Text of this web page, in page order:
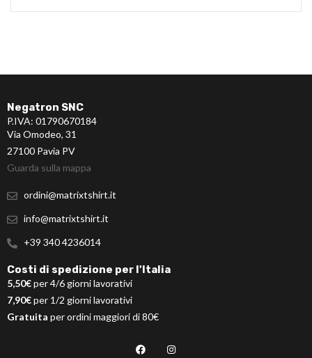
Negatron SNC
P.IVA: 01790670184
Via Omodeo, 31
27100 Pavia PV
Guarda sulla mappa
ordini@matrixtshirt.it
info@matrixtshirt.it
+39 340 4236014
Costi di spedizione per l'Italia
5,50€per 4/6 giorni lavorativi
7,90€per 1/2 giorni lavorativi
Gratuita per ordini maggiori di 80€